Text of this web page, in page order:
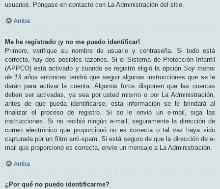
usuarios. Póngase en contacto con La Administración del sitio.
Arriba
Me he registrado ¡y no me puedo identificar!
Primero, verifique su nombre de usuario y contraseña. Si todo está
correcto, hay dos posibles razones. Si el Sistema de Protección Infantil
(APPCO) está activado y cuando se registró eligió la opción Soy menor
de 13 años entonces tendrá que seguir algunas instrucciones que se le
darán para activar la cuenta. Algunos foros disponen que las cuentas
deben ser activadas, ya sea por usted mismo o por La Administración,
antes de que pueda identificarse; esta información se le brindará al
finalizar el proceso de registro. Si se le envió un e-mail, siga las
instrucciones. Si no recibió ningún e-mail, seguramente la dirección de
correo electrónico que proporcionó no es correcta o tal vez haya sido
capturada por un filtro anti-spam. Si está seguro de que la dirección de e-
mail que proporcionó es correcta, envíe un mensaje a La Administración.
Arriba
¿Por qué no puedo identificarme?